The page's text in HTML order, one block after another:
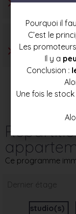
Ce programme
Dernier étage
studio(s)
Pourquoi il
C’est le
Les
Il y a
Conclusion :
Une fois le